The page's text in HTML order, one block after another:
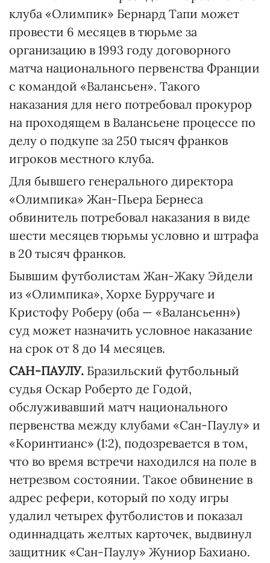
клуба «Олимпик» Бернард Тапи может
провести 6 месяцев в тюрьме за
организацию в 1993 году договорного
матча национального первенства Франции
с командой «Валансьен». Такого
наказания для него потребовал прокурор
на проходящем в Валансьене процессе по
делу о подкупе за 250 тысяч франков
игроков местного клуба.
Для бывшего генерального директора
«Олимпика» Жан-Пьера Бернеса
обвинитель потребовал наказания в виде
шести месяцев тюрьмы условно и штрафа
в 20 тысяч франков.
Бывшим футболистам Жан-Жаку Эйдели
из «Олимпика», Хорхе Бурручаге и
Кристофу Роберу (оба — «Валансьенн»)
суд может назначить условное наказание
на срок от 8 до 14 месяцев.
САН-ПАУЛУ. Бразильский футбольный
судья Оскар Роберто де Годой,
обслуживавший матч национального
первенства между клубами «Сан-Паулу» и
«Коринтианс» (1:2), подозревается в том,
что во время встречи находился на поле в
нетрезвом состоянии. Такое обвинение в
адрес рефери, который по ходу игры
удалил четырех футболистов и показал
одиннадцать желтых карточек, выдвинул
защитник «Сан-Паулу» Жуниор Бахиано.